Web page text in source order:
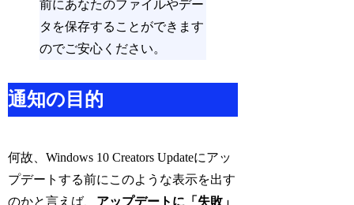
前にあなたのファイルやデー
タを保存することができます
のでご安心ください。
通知の目的
何故、Windows 10 Creators Updateにアッ
プデートする前にこのような表示を出す
のかと言えば、 アップデートに「失敗」